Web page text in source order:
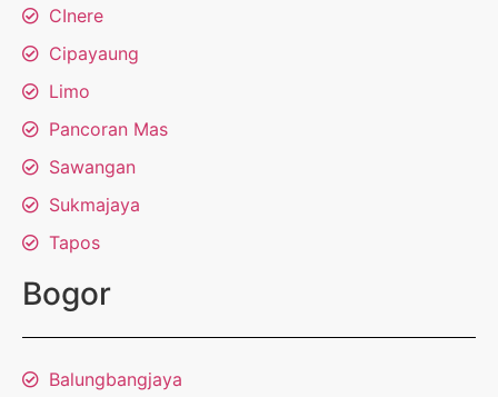
CInere
Cipayaung
Limo
Pancoran Mas
Sawangan
Sukmajaya
Tapos
Bogor
Balungbangjaya